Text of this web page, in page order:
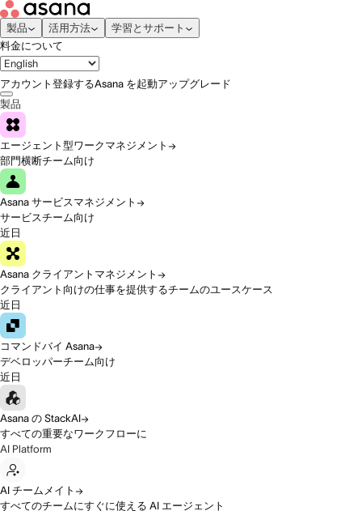
製品 活用方法
学習とサポート
料金について
アカウント登録するAsana を起動アップグレード
製品
エージェント型ワークマネジメント
部門横断チーム向け
Asana サービスマネジメント
サービスチーム向け
近日
Asana クライアントマネジメント
クライアント向けの仕事を提供するチームのユースケース
近日
コマンドバイ Asana
デベロッパーチーム向け
近日
Asana の StackAI
すべての重要なワークフローに
AI Platform
AI チームメイト
すべてのチームにすぐに使える AI エージェント